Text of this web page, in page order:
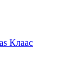
Клаас